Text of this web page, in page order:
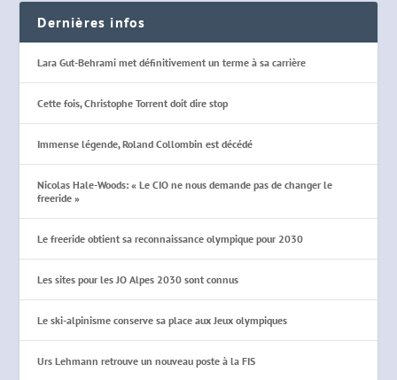
Dernières infos
Lara Gut-Behrami met définitivement un terme à sa carrière
Cette fois, Christophe Torrent doit dire stop
Immense légende, Roland Collombin est décédé
Nicolas Hale-Woods: « Le CIO ne nous demande pas de changer le
freeride »
Le freeride obtient sa reconnaissance olympique pour 2030
Les sites pour les JO Alpes 2030 sont connus
Le ski-alpinisme conserve sa place aux Jeux olympiques
Urs Lehmann retrouve un nouveau poste à la FIS